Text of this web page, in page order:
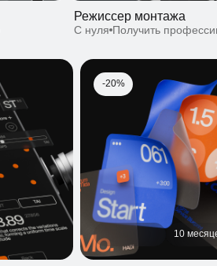
Веб-дизайнер
С нуля Получить профессию
10 месяцев